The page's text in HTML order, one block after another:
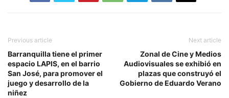
Previous article
Barranquilla tiene el primer
espacio LAPIS, en el barrio
San José, para promover el
juego y desarrollo de la
niñez
Next article
Zonal de Cine y Medios
Audiovisuales se exhibió en
plazas que construyó el
Gobierno de Eduardo Verano